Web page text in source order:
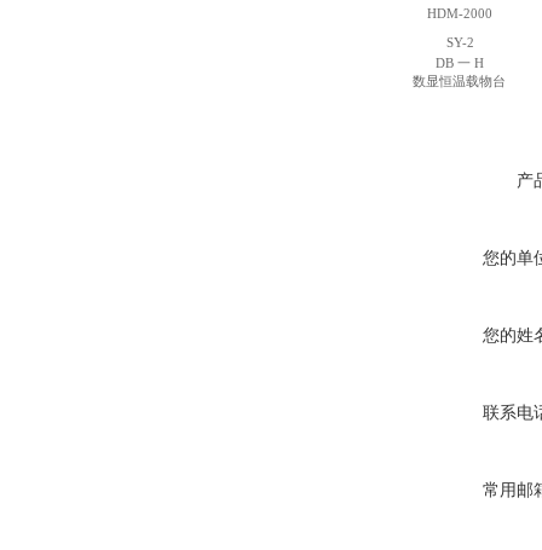
HDM-2000
SY-2
DB一 H
数显恒温载物台
产
您的单
您的姓
联系电
常用邮